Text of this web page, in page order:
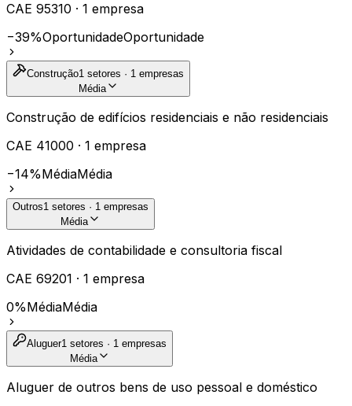
CAE 95310 · 1 empresa
−39%OportunidadeOportunidade
Construção1 setores · 1 empresas
Média
Construção de edifícios residenciais e não residenciais
CAE 41000 · 1 empresa
−14%MédiaMédia
Outros1 setores · 1 empresas
Média
Atividades de contabilidade e consultoria fiscal
CAE 69201 · 1 empresa
0%MédiaMédia
Aluguer1 setores · 1 empresas
Média
Aluguer de outros bens de uso pessoal e doméstico